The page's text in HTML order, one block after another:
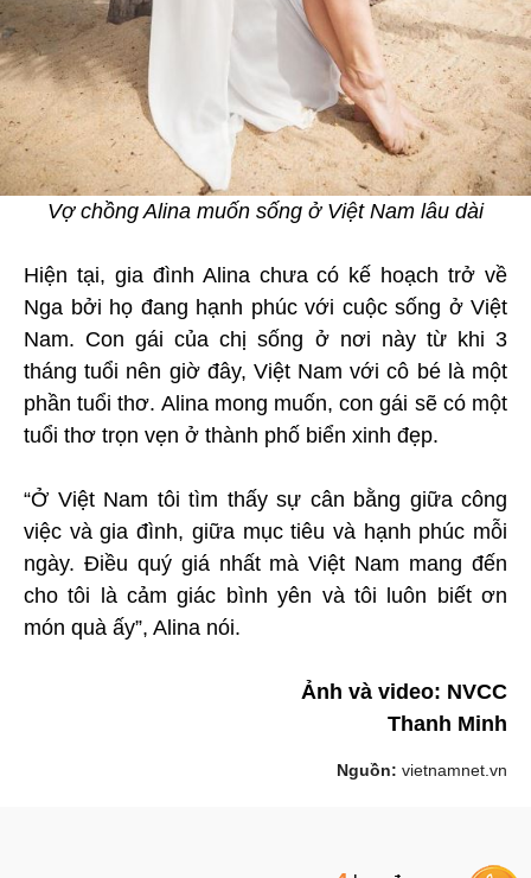
Vợ chồng Alina muốn sống ở Việt Nam lâu dài
Hiện tại, gia đình Alina chưa có kế hoạch trở về
Nga bởi họ đang hạnh phúc với cuộc sống ở Việt
Nam. Con gái của chị sống ở nơi này từ khi 3
tháng tuổi nên giờ đây, Việt Nam với cô bé là một
phần tuổi thơ. Alina mong muốn, con gái sẽ có một
tuổi thơ trọn vẹn ở thành phố biển xinh đẹp.
“Ở Việt Nam tôi tìm thấy sự cân bằng giữa công
việc và gia đình, giữa mục tiêu và hạnh phúc mỗi
ngày. Điều quý giá nhất mà Việt Nam mang đến
cho tôi là cảm giác bình yên và tôi luôn biết ơn
món quà ấy”, Alina nói.
Ảnh và video: NVCC
Thanh Minh
Nguồn: vietnamnet.vn